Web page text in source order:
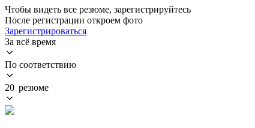
Чтобы видеть все резюме, зарегистрируйтесь
После регистрации откроем фото
Зарегистрироваться
За всё время
По соответствию
20 резюме